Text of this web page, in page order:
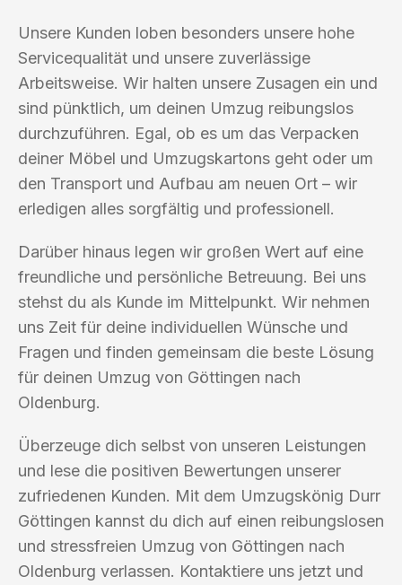
Unsere Kunden loben besonders unsere hohe
Servicequalität und unsere zuverlässige
Arbeitsweise. Wir halten unsere Zusagen ein und
sind pünktlich, um deinen Umzug reibungslos
durchzuführen. Egal, ob es um das Verpacken
deiner Möbel und Umzugskartons geht oder um
den Transport und Aufbau am neuen Ort – wir
erledigen alles sorgfältig und professionell.
Darüber hinaus legen wir großen Wert auf eine
freundliche und persönliche Betreuung. Bei uns
stehst du als Kunde im Mittelpunkt. Wir nehmen
uns Zeit für deine individuellen Wünsche und
Fragen und finden gemeinsam die beste Lösung
für deinen Umzug von Göttingen nach
Oldenburg.
Überzeuge dich selbst von unseren Leistungen
und lese die positiven Bewertungen unserer
zufriedenen Kunden. Mit dem Umzugskönig Durr
Göttingen kannst du dich auf einen reibungslosen
und stressfreien Umzug von Göttingen nach
Oldenburg verlassen. Kontaktiere uns jetzt und